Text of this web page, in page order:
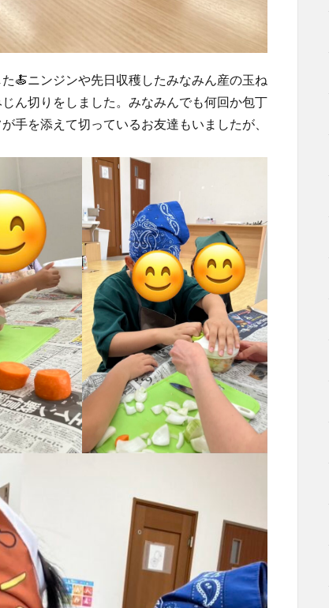
🍝ニンジンや先日収穫したみなみん産の玉ね
ん切りをしました。みなみんでも何回か包丁
手を添えて切っているお友達もいましたが、